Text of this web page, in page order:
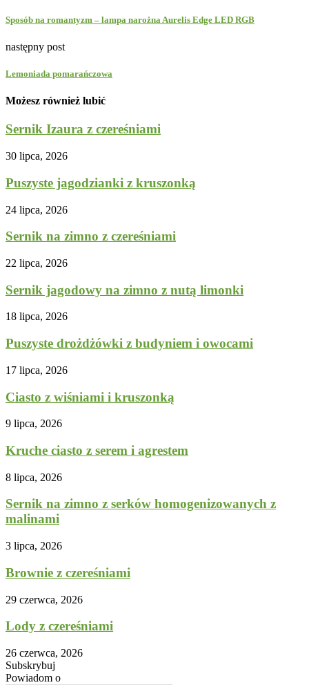
Sposób na romantyzm – lampa narożna Aurelis Edge LED RGB
następny post
Lemoniada pomarańczowa
Możesz również lubić
Sernik Izaura z czereśniami
30 lipca, 2026
Puszyste jagodzianki z kruszonką
24 lipca, 2026
Sernik na zimno z czereśniami
22 lipca, 2026
Sernik jagodowy na zimno z nutą limonki
18 lipca, 2026
Puszyste drożdżówki z budyniem i owocami
17 lipca, 2026
Ciasto z wiśniami i kruszonką
9 lipca, 2026
Kruche ciasto z serem i agrestem
8 lipca, 2026
Sernik na zimno z serków homogenizowanych z
malinami
3 lipca, 2026
Brownie z czereśniami
29 czerwca, 2026
Lody z czereśniami
26 czerwca, 2026
Subskrybuj
Powiadom o